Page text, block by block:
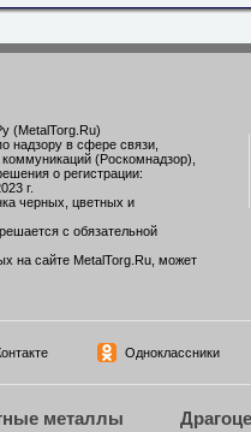
(MetalTorg.Ru)
надзору в сфере связи,
(Роскомнадзор),
о регистрации:
г.
черных, цветных и
с обязательной
на сайте MetalTorg.Ru, может
Одноклассники
металлы